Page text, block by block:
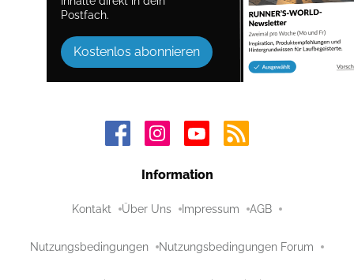
Postfach.
Kostenlos abonnieren
Information
Kontakt Über Uns Impressum AGB
Nutzungsbedingungen Nutzungsbedingungen Forum